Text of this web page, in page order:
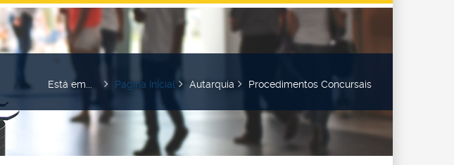
Está em... Pagina Inicial Autarquia Procedimentos Concursais